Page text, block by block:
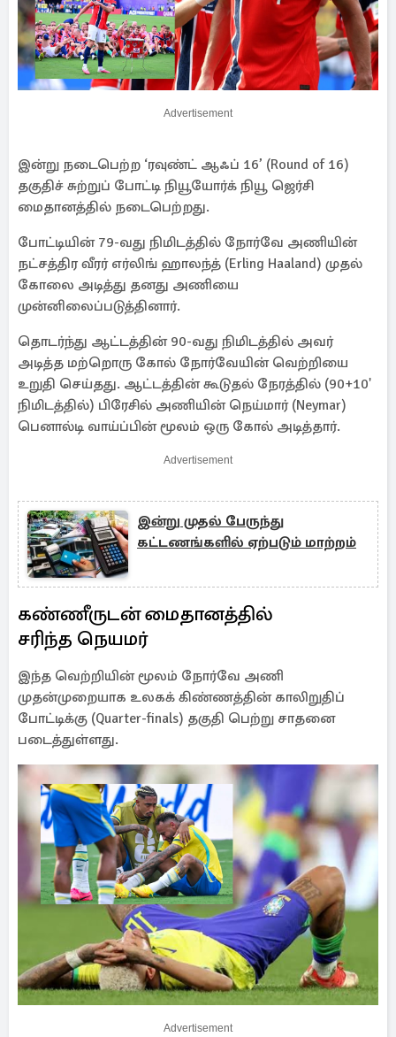
Advertisement
இன்று நடைபெற்ற ‘ரவுண்ட் ஆஃப் 16’ (Round of 16)
தகுதிச் சுற்றுப் போட்டி நியூயோர்க் நியூ ஜெர்சி
மைதானத்தில் நடைபெற்றது.
போட்டியின் 79-வது நிமிடத்தில் நோர்வே அணியின்
நட்சத்திர வீரர் எர்லிங் ஹாலந்த் (Erling Haaland) முதல்
கோலை அடித்து தனது அணியை
முன்னிலைப்படுத்தினார்.
தொடர்ந்து ஆட்டத்தின் 90-வது நிமிடத்தில் அவர்
அடித்த மற்றொரு கோல் நோர்வேயின் வெற்றியை
உறுதி செய்தது. ஆட்டத்தின் கூடுதல் நேரத்தில் (90+10'
நிமிடத்தில்) பிரேசில் அணியின் நெய்மார் (Neymar)
பெனால்டி வாய்ப்பின் மூலம் ஒரு கோல் அடித்தார்.
Advertisement
இன்று முதல் பேருந்து
கட்டணங்களில் ஏற்படும் மாற்றம்
கண்ணீருடன் மைதானத்தில்
சரிந்த நெயமர்
இந்த வெற்றியின் மூலம் நோர்வே அணி
முதன்முறையாக உலகக் கிண்ணத்தின் காலிறுதிப்
போட்டிக்கு (Quarter-finals) தகுதி பெற்று சாதனை
படைத்துள்ளது.
Advertisement